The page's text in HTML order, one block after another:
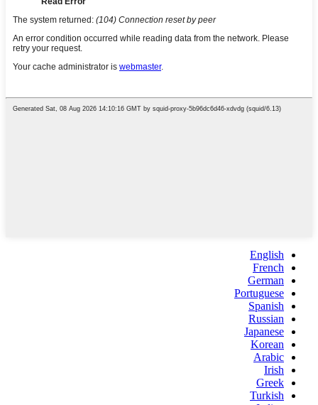
English
French
German
Portuguese
Spanish
Russian
Japanese
Korean
Arabic
Irish
Greek
Turkish